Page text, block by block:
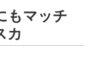
もマッチ
カ